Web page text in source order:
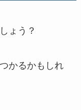
ょう？
かるかもしれ